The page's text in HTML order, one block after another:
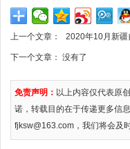
上一个文章： 2020年10月新疆
下一个文章： 没有了
免责声明： 以上内容仅代表原
诺，转载目的在于传递更多信
fjksw@163.com，我们将会及时